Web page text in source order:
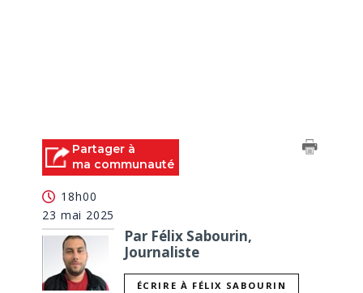
Partager à
ma communauté
18h00
23 mai 2025
Par Félix Sabourin,
Journaliste
ÉCRIRE À FÉLIX SABOURIN